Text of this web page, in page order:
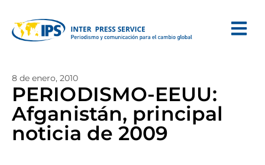
8 de enero, 2010
PERIODISMO-EEUU:
Afganistán, principal
noticia de 2009